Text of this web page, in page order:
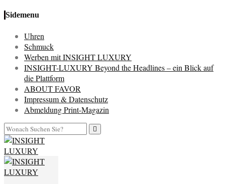
Sidemenu
Uhren
Schmuck
Werben mit INSIGHT LUXURY
INSIGHT-LUXURY Beyond the Headlines – ein Blick auf
die Plattform
ABOUT FAVOR
Impressum & Datenschutz
Abmeldung Print-Magazin